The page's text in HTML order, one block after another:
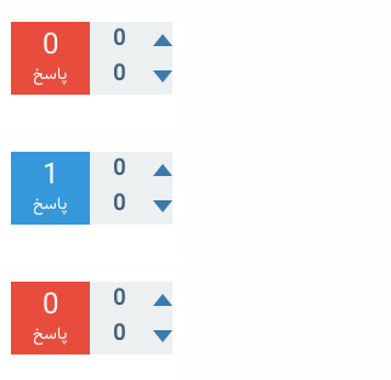
0
0
0
پاسخ
0
0
1
پاسخ
0
0
0
پاسخ